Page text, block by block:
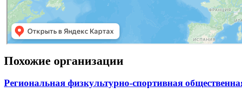
Похожие организации
Региональная физкультурно-спортивная